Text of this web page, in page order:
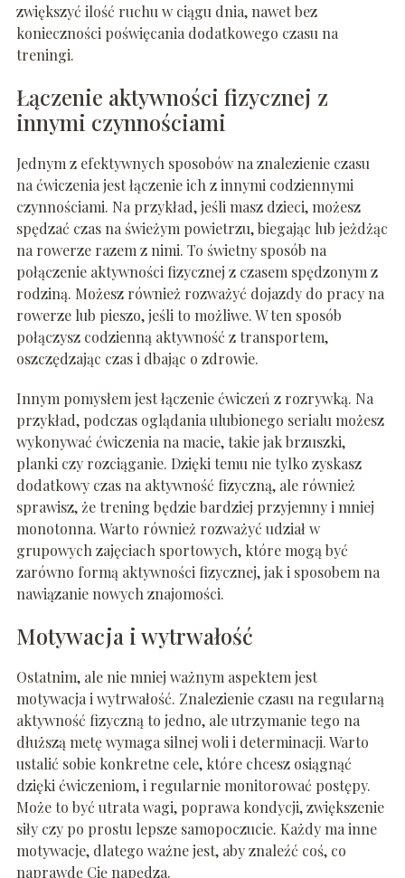
zwiększyć ilość ruchu w ciągu dnia, nawet bez
konieczności poświęcania dodatkowego czasu na
treningi.
Łączenie aktywności fizycznej z
innymi czynnościami
Jednym z efektywnych sposobów na znalezienie czasu
na ćwiczenia jest łączenie ich z innymi codziennymi
czynnościami. Na przykład, jeśli masz dzieci, możesz
spędzać czas na świeżym powietrzu, biegając lub jeżdżąc
na rowerze razem z nimi. To świetny sposób na
połączenie aktywności fizycznej z czasem spędzonym z
rodziną. Możesz również rozważyć dojazdy do pracy na
rowerze lub pieszo, jeśli to możliwe. W ten sposób
połączysz codzienną aktywność z transportem,
oszczędzając czas i dbając o zdrowie.
Innym pomysłem jest łączenie ćwiczeń z rozrywką. Na
przykład, podczas oglądania ulubionego serialu możesz
wykonywać ćwiczenia na macie, takie jak brzuszki,
planki czy rozciąganie. Dzięki temu nie tylko zyskasz
dodatkowy czas na aktywność fizyczną, ale również
sprawisz, że trening będzie bardziej przyjemny i mniej
monotonna. Warto również rozważyć udział w
grupowych zajęciach sportowych, które mogą być
zarówno formą aktywności fizycznej, jak i sposobem na
nawiązanie nowych znajomości.
Motywacja i wytrwałość
Ostatnim, ale nie mniej ważnym aspektem jest
motywacja i wytrwałość. Znalezienie czasu na regularną
aktywność fizyczną to jedno, ale utrzymanie tego na
dłuższą metę wymaga silnej woli i determinacji. Warto
ustalić sobie konkretne cele, które chcesz osiągnąć
dzięki ćwiczeniom, i regularnie monitorować postępy.
Może to być utrata wagi, poprawa kondycji, zwiększenie
siły czy po prostu lepsze samopoczucie. Każdy ma inne
motywacje, dlatego ważne jest, aby znaleźć coś, co
naprawdę Cię napędza.